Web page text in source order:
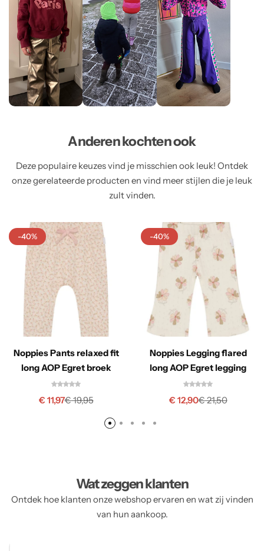
Anderen kochten ook
Deze populaire keuzes vind je misschien ook leuk! Ontdek
onze gerelateerde producten en vind meer stijlen die je leuk
zult vinden.
-40%
Noppies Pants relaxed fit
long AOP Egret broek
€19,95
€ 11,97
-40%
Noppies Legging flared
long AOP Egret legging
€21,50
€ 12,90
Wat zeggen klanten
Ontdek hoe klanten onze webshop ervaren en wat zij vinden
van hun aankoop.